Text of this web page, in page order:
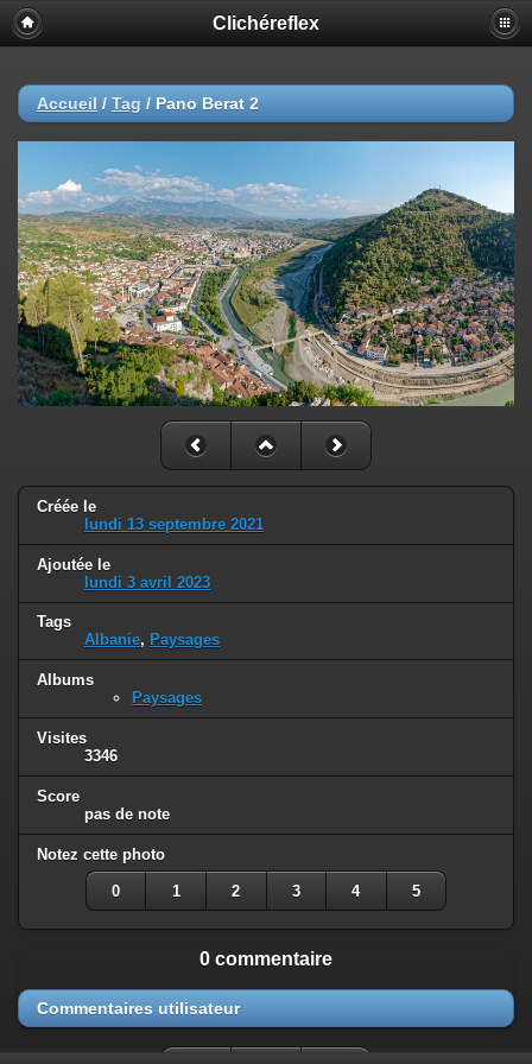
Clichéreflex
Accueil / Tag / Pano Berat 2
Créée le
lundi 13 septembre 2021
Ajoutée le
lundi 3 avril 2023
Tags
Albanie, Paysages
Albums
Paysages
Visites
3346
Score
pas de note
Notez cette photo
0 1 2 3 4 5
0 commentaire
Commentaires utilisateur